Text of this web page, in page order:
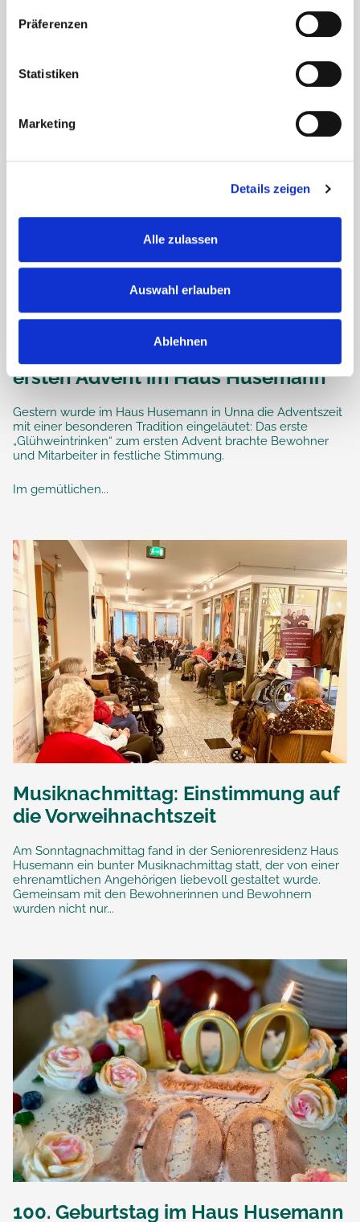
Präferenzen
Statistiken
Marketing
Details zeigen
Alle zulassen
Auswahl erlauben
Ablehnen
und Mitarbeitende. Mit Rentierohren und Nikolausmützen
zauberten die engagierten Mitarbeitenden typische
Weihnachtsmarkt-Leckereien wie frisch gebackene
ersten Advent im Haus Husemann
Gestern wurde im Haus Husemann in Unna die Adventszeit
mit einer besonderen Tradition eingeläutet: Das erste
„Glühweintrinken“ zum ersten Advent brachte Bewohner
und Mitarbeiter in festliche Stimmung.
Im gemütlichen...
Musiknachmittag: Einstimmung auf
die Vorweihnachtszeit
Am Sonntagnachmittag fand in der Seniorenresidenz Haus
Husemann ein bunter Musiknachmittag statt, der von einer
ehrenamtlichen Angehörigen liebevoll gestaltet wurde.
Gemeinsam mit den Bewohnerinnen und Bewohnern
wurden nicht nur...
100. Geburtstag im Haus Husemann